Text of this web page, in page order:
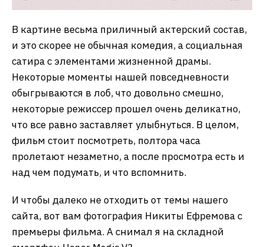
В картине весьма приличный актерский состав,
и это скорее не обычная комедия, а социальная
сатира с элементами жизненной драмы.
Некоторые моменты нашей повседневности
обыгрываются в лоб, что довольно смешно,
некоторые режиссер прошел очень деликатно,
что все равно заставляет улыбнуться. В целом,
фильм стоит посмотреть, полтора часа
пролетают незаметно, а после просмотра есть и
над чем подумать, и что вспомнить.
И чтобы далеко не отходить от темы нашего
сайта, вот вам фотография Никиты Ефремова с
премьеры фильма. А снимал я на складной